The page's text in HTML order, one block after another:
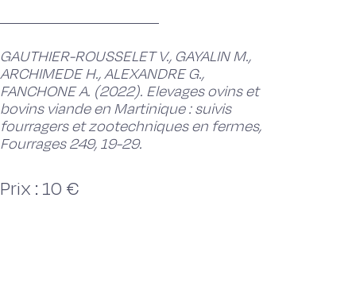
GAUTHIER-ROUSSELET V., GAYALIN M.,
ARCHIMEDE H., ALEXANDRE G.,
FANCHONE A. (2022). Elevages ovins et
bovins viande en Martinique : suivis
fourragers et zootechniques en fermes,
Fourrages 249, 19-29.
Prix : 10 €